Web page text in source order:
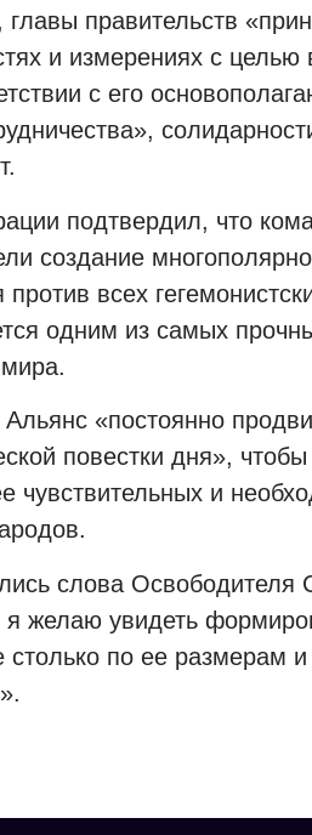
главы правительств
и измерениях с
с его
подтвердил, что
создание
против всех
одним из самых
«постоянно
повестки дня»,
чувствительных и
слова
я желаю увидеть
по ее размерам и